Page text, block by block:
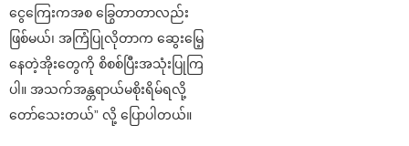
ငွေကြေးကအစ ခြွေတာတာလည်း
ဖြစ်မယ်၊ အကြံပြုလိုတာက ဆွေးမြေ့
နေတဲ့အိုးတွေကို စိစစ်ပြီးအသုံးပြုကြ
ပါ။ အသက်အန္တရာယ်မစိုးရိမ်ရလို့
တော်သေးတယ်” လို့ ပြောပါတယ်။